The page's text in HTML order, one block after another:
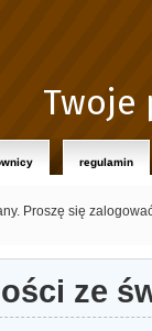
Twoje
regulamin
Proszę się
ze